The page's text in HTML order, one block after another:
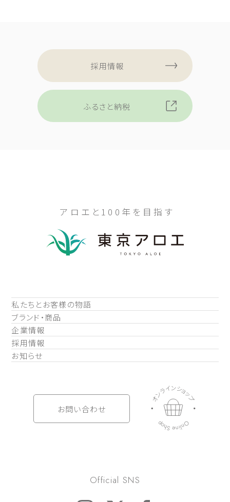
採用情報
ふるさと納税
アロエと100年を目指す
私たちとお客様の物語
ブランド・商品
企業情報
採用情報
お知らせ
お問い合わせ
オ
ンライ ンショッ
プ
O
n
l
i
n
e
S
h
o
p
Official SNS